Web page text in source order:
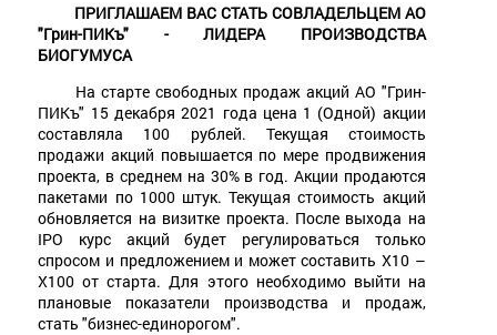
ПРИГЛАШАЕМ ВАС СТАТЬ СОВЛАДЕЛЬЦЕМ АО
"Грин-ПИКъ" - ЛИДЕРА ПРОИЗВОДСТВА
БИОГУМУСА
На старте свободных продаж акций АО "Грин-
ПИКъ" 15 декабря 2021 года цена 1 (Одной) акции
составляла 100 рублей. Текущая стоимость
продажи акций повышается по мере продвижения
проекта, в среднем на 30% в год. Акции продаются
пакетами по 1000 штук. Текущая стоимость акций
обновляется на визитке проекта. После выхода на
IPO курс акций будет регулироваться только
спросом и предложением и может составить Х10 –
Х100 от старта. Для этого необходимо выйти на
плановые показатели производства и продаж,
стать "бизнес-единорогом".